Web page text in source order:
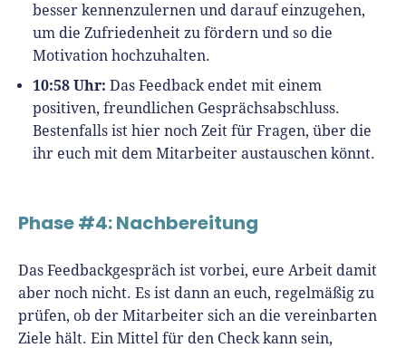
besser kennenzulernen und darauf einzugehen,
um die Zufriedenheit zu fördern und so die
Motivation hochzuhalten.
10:58 Uhr: Das Feedback endet mit einem
positiven, freundlichen Gesprächsabschluss.
Bestenfalls ist hier noch Zeit für Fragen, über die
ihr euch mit dem Mitarbeiter austauschen könnt.
Phase #4: Nachbereitung
Das Feedbackgespräch ist vorbei, eure Arbeit damit
aber noch nicht. Es ist dann an euch, regelmäßig zu
prüfen, ob der Mitarbeiter sich an die vereinbarten
Ziele hält. Ein Mittel für den Check kann sein,